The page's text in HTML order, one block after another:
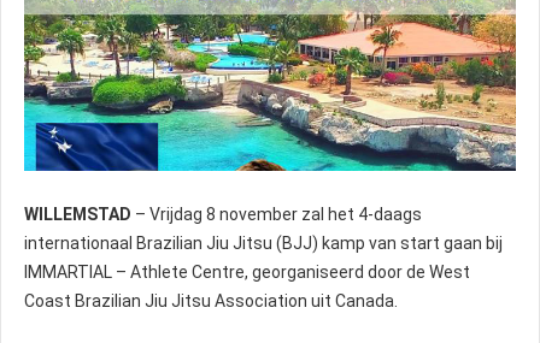
WILLEMSTAD – Vrijdag 8 november zal het 4-daags
internationaal Brazilian Jiu Jitsu (BJJ) kamp van start gaan bij
IMMARTIAL – Athlete Centre, georganiseerd door de West
Coast Brazilian Jiu Jitsu Association uit Canada.